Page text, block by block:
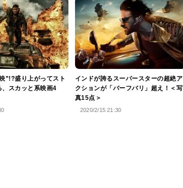
”!?盛り上がってスト
、スカッと系映画4
インドが誇るスーパースターの超絶ア
クションが「バーフバリ」超え！＜写
真15点＞
2020/2/15 21:30